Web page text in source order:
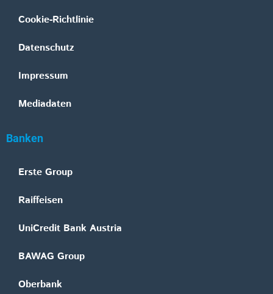
Cookie-Richtlinie
Datenschutz
Impressum
Mediadaten
Banken
Erste Group
Raiffeisen
UniCredit Bank Austria
BAWAG Group
Oberbank